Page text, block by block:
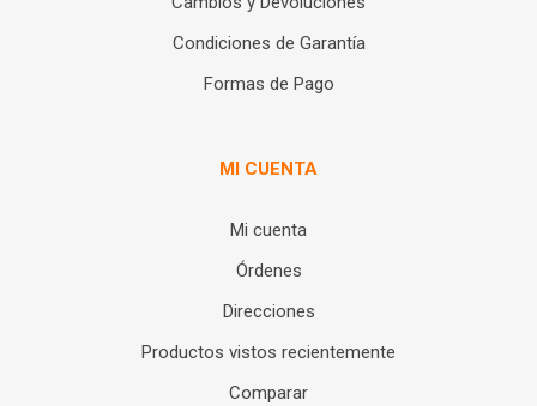
Condiciones de Garantía
Formas de Pago
MI CUENTA
Mi cuenta
Órdenes
Direcciones
Productos vistos recientemente
Comparar